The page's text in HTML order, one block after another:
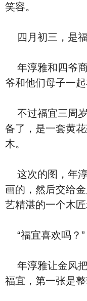
笑容。
四月初三，是福
年淳雅和四爷商
爷和他们母子一
不过福宜三周
备了，是一套黄
木。
这次的图，年淳
画的，然后交给
艺精湛的一个木匠
“福宜喜欢吗？”
年淳雅让金风
福宜，第一张是